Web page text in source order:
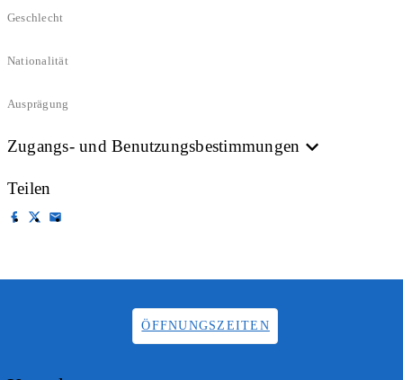
Geschlecht
Nationalität
Ausprägung
Zugangs- und Benutzungsbestimmungen
Teilen
ÖFFNUNGSZEITEN